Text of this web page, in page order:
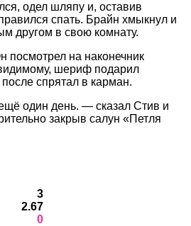
одел шляпу и, оставив
спать. Брайн хмыкнул и
другом в свою комнату.
посмотрел на наконечник
шериф подарил
спрятал в карман.
один день. — сказал Стив и
закрыв салун «Петля
3
2.67
0